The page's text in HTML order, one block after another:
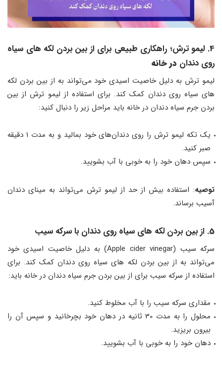
4. لیمو ترش ؛ راهکاری طبیعی برای از بین بردن لکه های سیاه
روی دندان در خانه
لیمو ترش به دلیل خاصیت اسیدی خود می‌تواند به از بین بردن لکه
های سیاه روی دندان کمک کند. برای استفاده از لیمو ترش از بین
بردن جرم سیاه دندان در خانه باید مراحل زیر را دنبال کنید:
یک تکه لیمو ترش را روی دندان‌های خود بمالید و به مدت 1 دقیقه
صبر کنید.
سپس دهان خود را به خوبی با آب بشویید.
توصیه: استفاده بیش از حد از لیمو ترش می‌تواند به مینای دندان
آسیب برساند.
5. از بین بردن لکه های سیاه روی دندان با سرکه سیب
سرکه سیب (Apple cider vinegar) به دلیل خاصیت اسیدی خود
می‌تواند به از بین بردن لکه های سیاه روی دندان کمک کند. برای
استفاده از سرکه سیب برای از بین بردن جرم سیاه دندان در خانه باید:
مقداری سرکه سیب را با آب مخلوط کنید.
محلول را به مدت 30 ثانیه در دهان خود بچرخانید و سپس آن را
بیرون بریزید.
دهان خود را به خوبی با آب بشویید.